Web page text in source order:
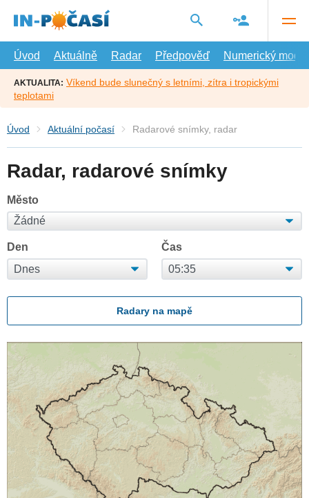
hlavní
Úvod
Aktuálně Radar Předpověď Numerický model
AKTUALITA: Víkend bude slunečný s letními, zítra i tropickými
teplotami
Úvod Aktuální počasí Radarové snímky, radar
Radar, radarové snímky
Město
Den Čas
Radary na mapě